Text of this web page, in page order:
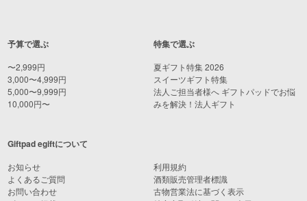
予算で選ぶ
〜2,999円
3,000〜4,999円
5,000〜9,999円
10,000円〜
特集で選ぶ
夏ギフト特集 2026
スイーツギフト特集
法人ご担当者様へ ギフトパッドでお悩
みを解決！法人ギフト
Giftpad egiftについて
お知らせ
よくあるご質問
お問い合わせ
利用規約
酒類販売管理者標識
古物営業法に基づく表示